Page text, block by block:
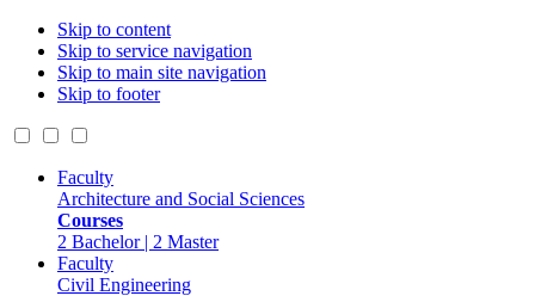
Skip to content
Skip to service navigation
Skip to main site navigation
Skip to footer
Faculty
Architecture and Social Sciences
Courses
2 Bachelor | 2 Master
Faculty
Civil Engineering